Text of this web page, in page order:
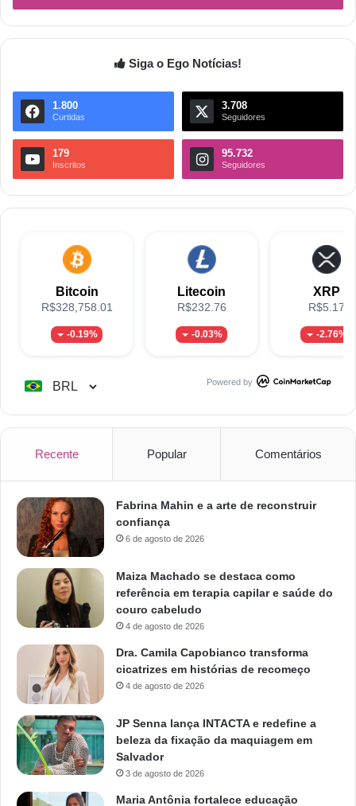
Siga o Ego Notícias!
1.800
Curtidas
3.708
Seguidores
179
Inscritos
95.732
Seguidores
Bitcoin
R$328,758.01
-0.19%
Litecoin
R$232.76
-0.03%
XRP
R$5.17
-2.76%
Powered by
Recente Popular Comentários
Fabrina Mahin e a arte de reconstruir
confiança
6 de agosto de 2026
Maiza Machado se destaca como
referência em terapia capilar e saúde do
couro cabeludo
4 de agosto de 2026
Dra. Camila Capobianco transforma
cicatrizes em histórias de recomeço
4 de agosto de 2026
JP Senna lança INTACTA e redefine a
beleza da fixação da maquiagem em
Salvador
3 de agosto de 2026
Maria Antônia fortalece educação